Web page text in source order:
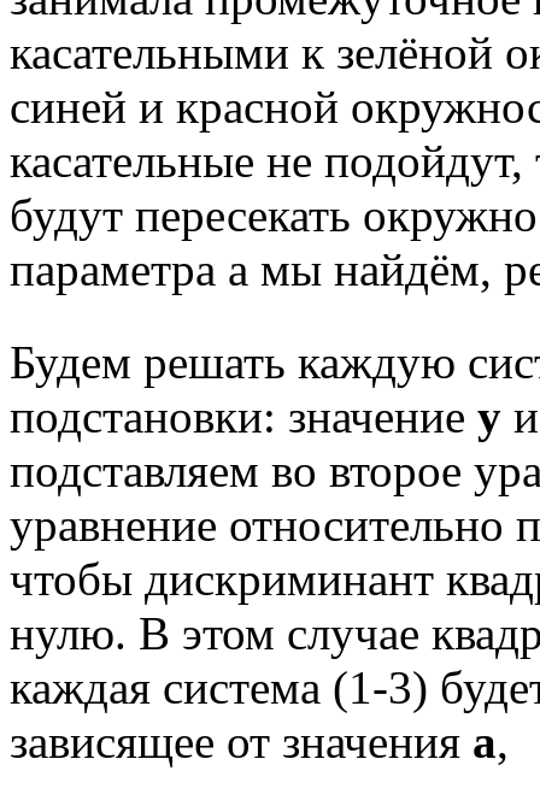
касательными к зелёной
синей и красной
касательные не подойдут,
будут пересекать
параметра а мы найдём,
Будем решать каждую
подстановки: значение у
подставляем во второе
уравнение относительно
чтобы дискриминант
нулю. В этом случае
каждая система (1-3)
зависящее от значения а,